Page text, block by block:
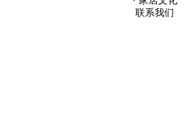
联系我们